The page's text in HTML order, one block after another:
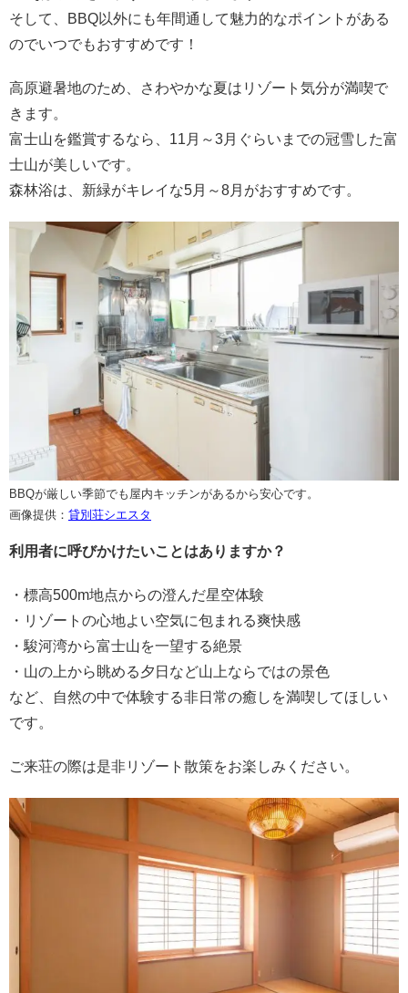
そして、BBQ以外にも年間通して魅力的なポイントがある
のでいつでもおすすめです！
高原避暑地のため、さわやかな夏はリゾート気分が満喫で
きます。
富士山を鑑賞するなら、11月～3月ぐらいまでの冠雪した富
士山が美しいです。
森林浴は、新緑がキレイな5月～8月がおすすめです。
BBQが厳しい季節でも屋内キッチンがあるから安心です。
画像提供： 貸別荘シエスタ
利用者に呼びかけたいことはありますか？
・標高500m地点からの澄んだ星空体験
・リゾートの心地よい空気に包まれる爽快感
・駿河湾から富士山を一望する絶景
・山の上から眺める夕日など山上ならではの景色
など、自然の中で体験する非日常の癒しを満喫してほしい
です。
ご来荘の際は是非リゾート散策をお楽しみください。